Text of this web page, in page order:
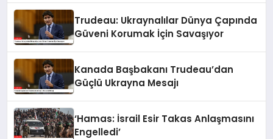
Trudeau: Ukraynalılar Dünya Çapında
Güveni Korumak İçin Savaşıyor
Kanada Başbakanı Trudeau’dan
Güçlü Ukrayna Mesajı
‘Hamas: İsrail Esir Takas Anlaşmasını
Engelledi’